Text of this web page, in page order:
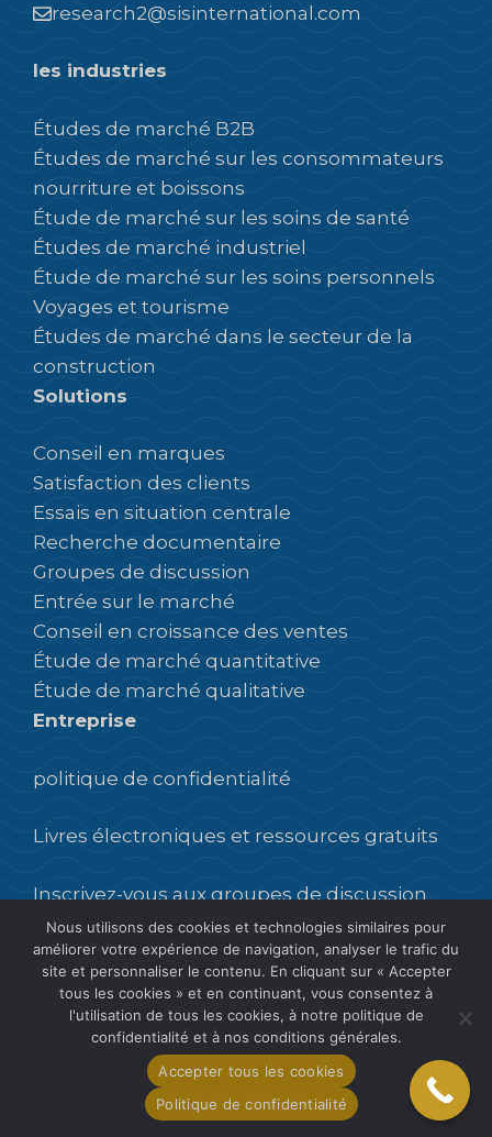
research2@sisinternational.com
les industries
Études de marché B2B
Études de marché sur les consommateurs
nourriture et boissons
Étude de marché sur les soins de santé
Études de marché industriel
Étude de marché sur les soins personnels
Voyages et tourisme
Études de marché dans le secteur de la
construction
Solutions
Conseil en marques
Satisfaction des clients
Essais en situation centrale
Recherche documentaire
Groupes de discussion
Entrée sur le marché
Conseil en croissance des ventes
Étude de marché quantitative
Étude de marché qualitative
Entreprise
politique de confidentialité
Livres électroniques et ressources gratuits
Inscrivez-vous aux groupes de discussion
Participer à des groupes de discussion
Nous utilisons des cookies et technologies similaires pour
améliorer votre expérience de navigation, analyser le trafic du
site et personnaliser le contenu. En cliquant sur « Accepter
tous les cookies » et en continuant, vous consentez à
l'utilisation de tous les cookies, à notre politique de
confidentialité et à nos conditions générales.
Accepter tous les cookies
Politique de confidentialité